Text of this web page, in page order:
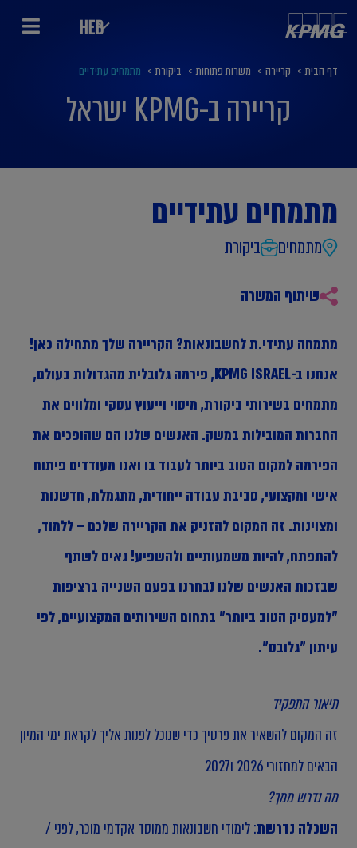
HEB
דף הבית > קריירה > משרות פתוחות > ביקורת > מתמחים עתידיים
קריירה ב-KPMG ישראל
מתמחים עתידיים
מתמחים ביקורת
שיתוף המשרה
מתמחה עתידי.ת לחשבונאות? הקריירה שלך מתחילה כאן!
אנחנו ב-KPMG ISRAEL, פירמה גלובלית מהגדולות בעולם,
מתמחים בשירותי ביקורת, מיסוי וייעוץ עסקי ומלווים את
החברות המובילות במשק. האנשים שלנו הם שהופכים את
הפירמה למקום הטוב ביותר לעבוד בו ואנו מעודדים פיתוח
אישי ומקצועי, סביבת עבודה ייחודית, מתגמלת, חדשנות
ומצוינות. זה המקום להזניק את הקריירה שלכם – ללמוד,
להתפתח, להיות משמעותיים ולהשפיע! גאים לשתף
שבזכות האנשים שלנו נבחרנו בפעם השנייה ברציפות
"למעסיק הטוב ביותר" בתחום השירותים המקצועיים, לפי
עיתון "גלובס".
תיאור התפקיד
זה המקום להשאיר את פרטיך כדי שנוכל לפנות אליך לקראת ימי המיון
הבאים למחזורי 2026 ו2027
מה נדרש ממך?
השכלה נדרשת: לימודי חשבונאות ממוסד אקדמי מוכר, לפני /